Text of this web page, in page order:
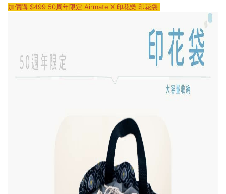
加價購 $499 50周年限定 Airmate X 印花樂 印花袋